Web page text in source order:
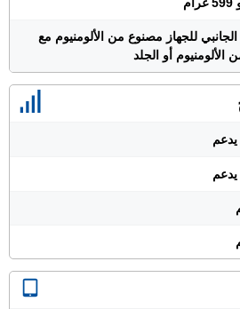
الجانبي للجهاز مصنوع من الألومنيوم مع
الألومنيوم أو الجلد
يدعم
يدعم